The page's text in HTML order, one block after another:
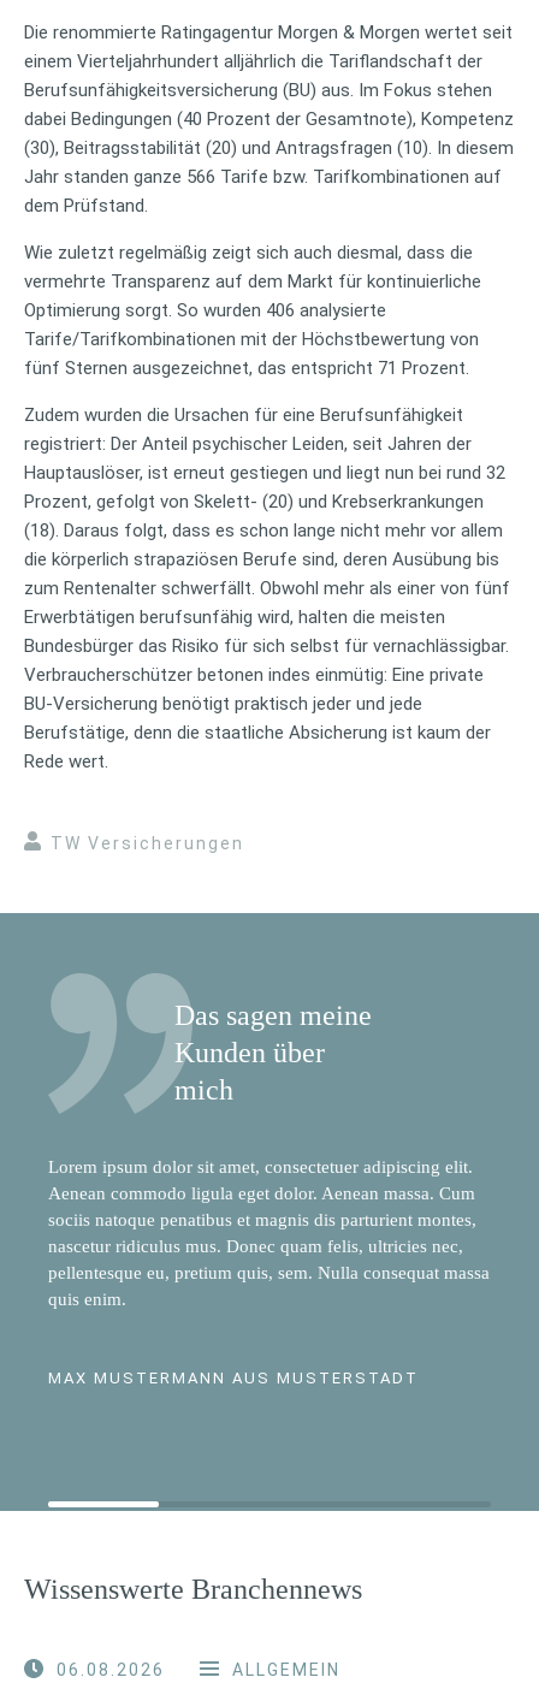
Die renommierte Ratingagentur Morgen & Morgen wertet seit
einem Vierteljahrhundert alljährlich die Tariflandschaft der
Berufsunfähigkeitsversicherung (BU) aus. Im Fokus stehen
dabei Bedingungen (40 Prozent der Gesamtnote), Kompetenz
(30), Beitragsstabilität (20) und Antragsfragen (10). In diesem
Jahr standen ganze 566 Tarife bzw. Tarifkombinationen auf
dem Prüfstand.
Wie zuletzt regelmäßig zeigt sich auch diesmal, dass die
vermehrte Transparenz auf dem Markt für kontinuierliche
Optimierung sorgt. So wurden 406 analysierte
Tarife/Tarifkombinationen mit der Höchstbewertung von
fünf Sternen ausgezeichnet, das entspricht 71 Prozent.
Zudem wurden die Ursachen für eine Berufsunfähigkeit
registriert: Der Anteil psychischer Leiden, seit Jahren der
Hauptauslöser, ist erneut gestiegen und liegt nun bei rund 32
Prozent, gefolgt von Skelett- (20) und Krebserkrankungen
(18). Daraus folgt, dass es schon lange nicht mehr vor allem
die körperlich strapaziösen Berufe sind, deren Ausübung bis
zum Rentenalter schwerfällt. Obwohl mehr als einer von fünf
Erwerbtätigen berufsunfähig wird, halten die meisten
Bundesbürger das Risiko für sich selbst für vernachlässigbar.
Verbraucherschützer betonen indes einmütig: Eine private
BU-Versicherung benötigt praktisch jeder und jede
Berufstätige, denn die staatliche Absicherung ist kaum der
Rede wert.
TW Versicherungen
Das sagen meine
Kunden über
mich
Lorem ipsum dolor sit amet, consectetuer adipiscing elit.
Aenean commodo ligula eget dolor. Aenean massa. Cum
sociis natoque penatibus et magnis dis parturient montes,
nascetur ridiculus mus. Donec quam felis, ultricies nec,
pellentesque eu, pretium quis, sem. Nulla consequat massa
quis enim.
MAX MUSTERMANN AUS MUSTERSTADT
Wissenswerte Branchennews
06.08.2026 ALLGEMEIN